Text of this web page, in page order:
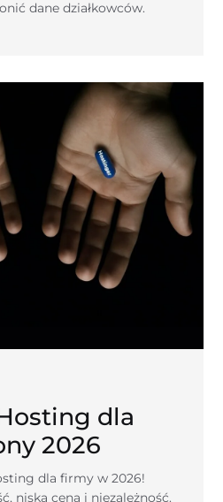
dane działkowców.
dla
2026
dla firmy w 2026!
niska cena i niezależność.